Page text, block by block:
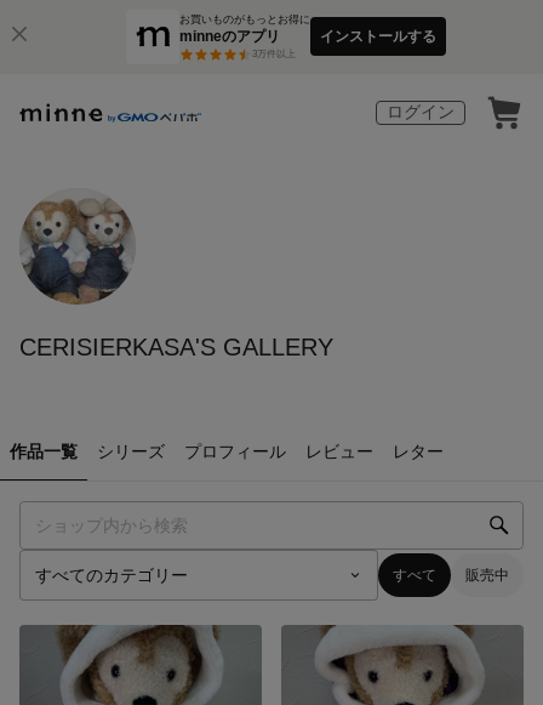
お買いものがもっとお得に
minneのアプリ
3万件以上
インストールする
ログイン
CERISIERKASA'S GALLERY
作品一覧 シリーズ プロフィール レビュー レター
すべて 販売中